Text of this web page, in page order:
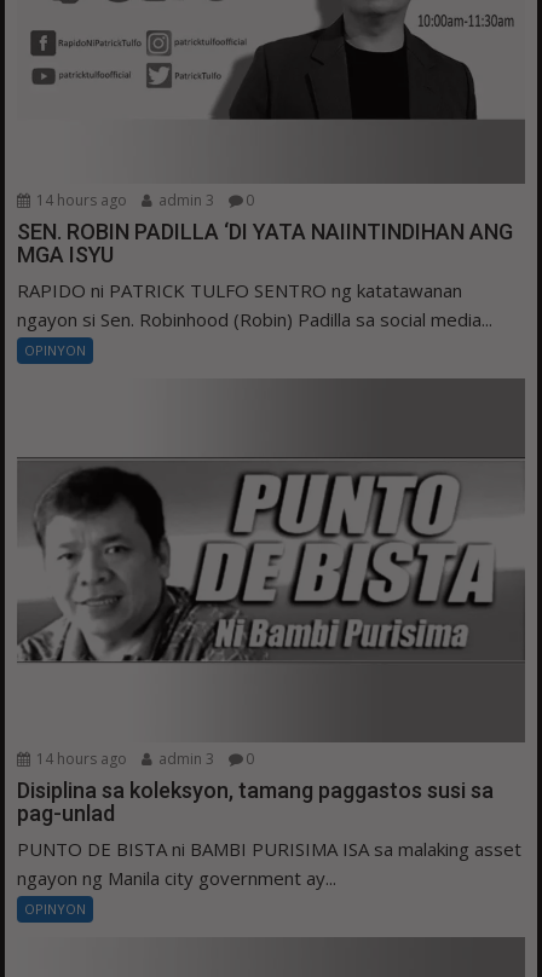
14 hours ago admin 3 0
SEN. ROBIN PADILLA ‘DI YATA NAIINTINDIHAN ANG
MGA ISYU
RAPIDO ni PATRICK TULFO SENTRO ng katatawanan
ngayon si Sen. Robinhood (Robin) Padilla sa social media...
OPINYON
14 hours ago admin 3 0
Disiplina sa koleksyon, tamang paggastos susi sa
pag-unlad
PUNTO DE BISTA ni BAMBI PURISIMA ISA sa malaking asset
ngayon ng Manila city government ay...
OPINYON